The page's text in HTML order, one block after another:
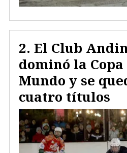
El Club
dominó la
Mundo y se
cuatro títulos